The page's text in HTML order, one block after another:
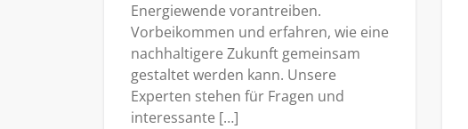
Energiewende vorantreiben.
Vorbeikommen und erfahren, wie eine
nachhaltigere Zukunft gemeinsam
gestaltet werden kann. Unsere
Experten stehen für Fragen und
interessante […]